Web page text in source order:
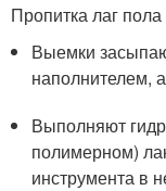
Пропитка лаг
Выемки
наполнителем,
Выполняют
полимерном)
инструмента в